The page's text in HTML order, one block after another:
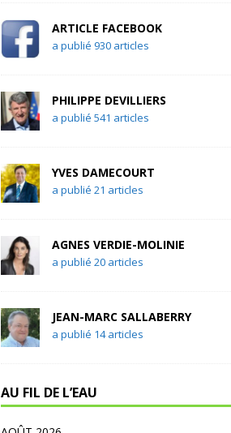
ARTICLE FACEBOOK
a publié 930 articles
PHILIPPE DEVILLIERS
a publié 541 articles
YVES DAMECOURT
a publié 21 articles
AGNES VERDIE-MOLINIE
a publié 20 articles
JEAN-MARC SALLABERRY
a publié 14 articles
AU FIL DE L’EAU